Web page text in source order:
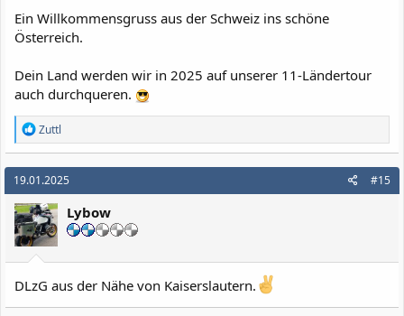
Ein Willkommensgruss aus der Schweiz ins schöne
Österreich.
Dein Land werden wir in 2025 auf unserer 11-Ländertour
auch durchqueren.
R
e
a
k
t
i
o
n
e
n
Zuttl
19.01.2025 #15
Lybow
DLzG aus der Nähe von Kaiserslautern.